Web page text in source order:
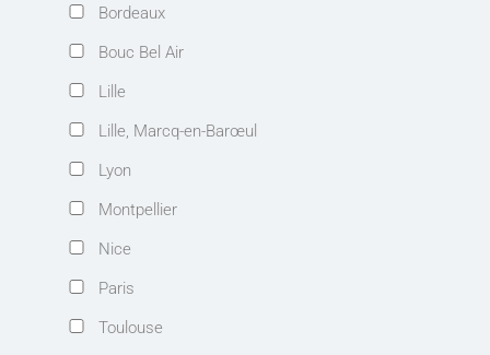
Bordeaux
Bouc Bel Air
Lille
Lille, Marcq-en-Barœul
Lyon
Montpellier
Nice
Paris
Toulouse